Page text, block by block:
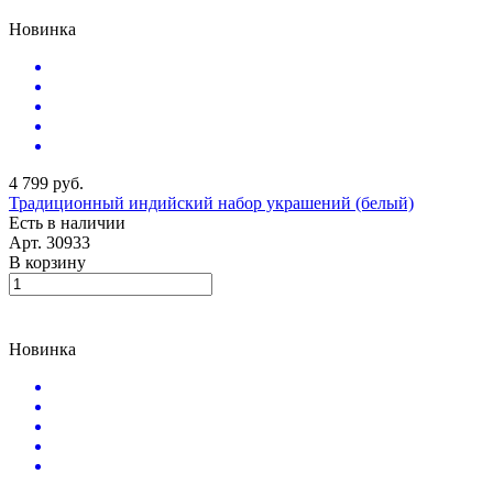
Новинка
4 799 руб.
Традиционный индийский набор украшений (белый)
Есть в наличии
Арт. 30933
В корзину
Новинка